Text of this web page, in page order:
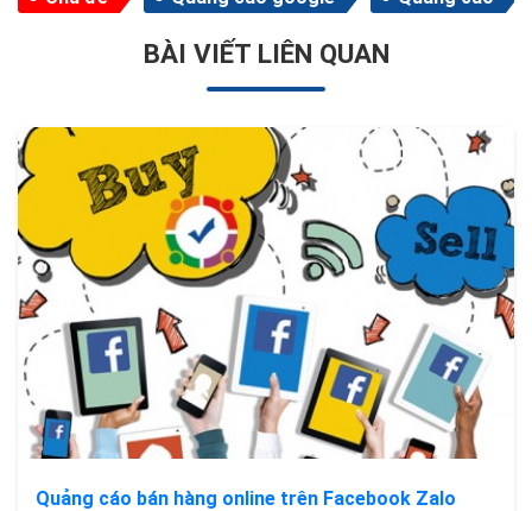
BÀI VIẾT LIÊN QUAN
Quảng cáo bán hàng online trên Facebook Zalo